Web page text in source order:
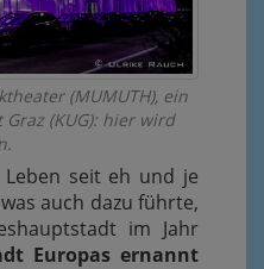
(MUMUTH), ein
(KUG): hier wird
seit eh und je
auch dazu führte,
im Jahr
Europas ernannt